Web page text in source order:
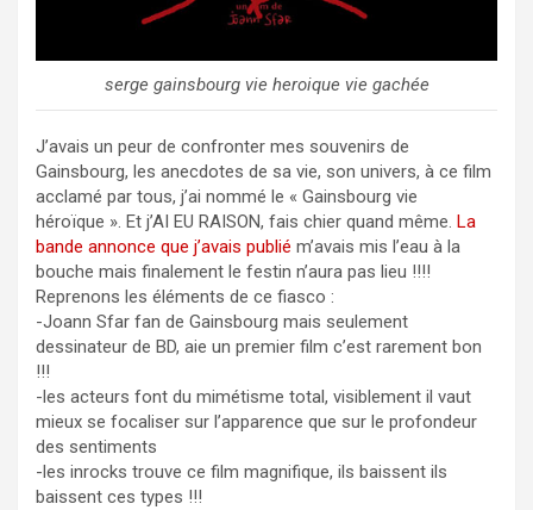
serge gainsbourg vie heroique vie gachée
J’avais un peur de confronter mes souvenirs de
Gainsbourg, les anecdotes de sa vie, son univers, à ce film
acclamé par tous, j’ai nommé le « Gainsbourg vie
héroïque ». Et j’AI EU RAISON, fais chier quand même. La
bande annonce que j’avais publié m’avais mis l’eau à la
bouche mais finalement le festin n’aura pas lieu !!!!
Reprenons les éléments de ce fiasco :
-Joann Sfar fan de Gainsbourg mais seulement
dessinateur de BD, aie un premier film c’est rarement bon
!!!
-les acteurs font du mimétisme total, visiblement il vaut
mieux se focaliser sur l’apparence que sur le profondeur
des sentiments
-les inrocks trouve ce film magnifique, ils baissent ils
baissent ces types !!!